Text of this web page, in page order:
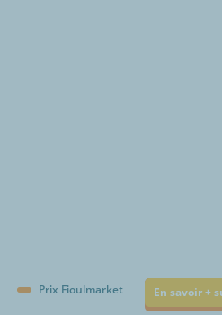
Prix Fioulmarket En savoir +